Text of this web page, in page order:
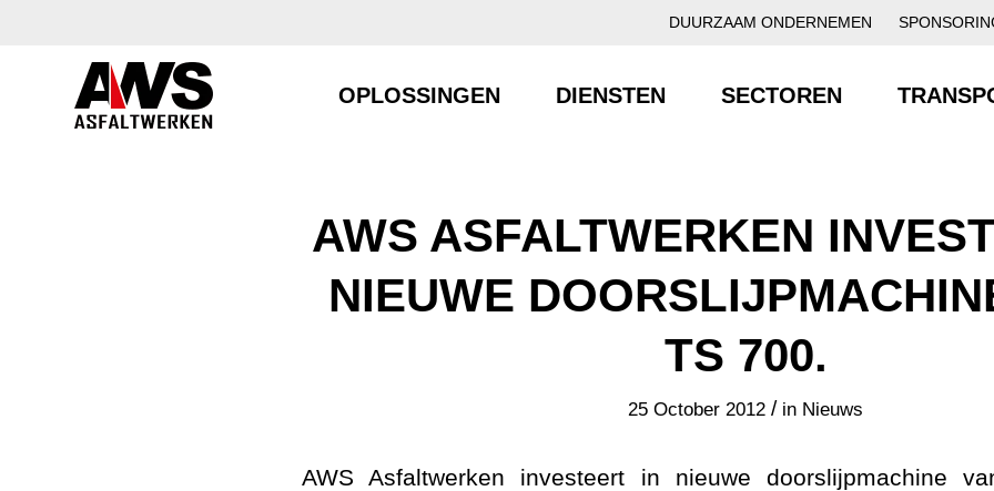
DUURZAAM ONDERNEMEN
OPLOSSINGEN DIENSTEN SECTOREN
AWS ASFALTWERKEN
NIEUWE
TS 700.
25 October 2012 / in Nieuws
AWS Asfaltwerken investeert in nieuwe doorslijpmachine